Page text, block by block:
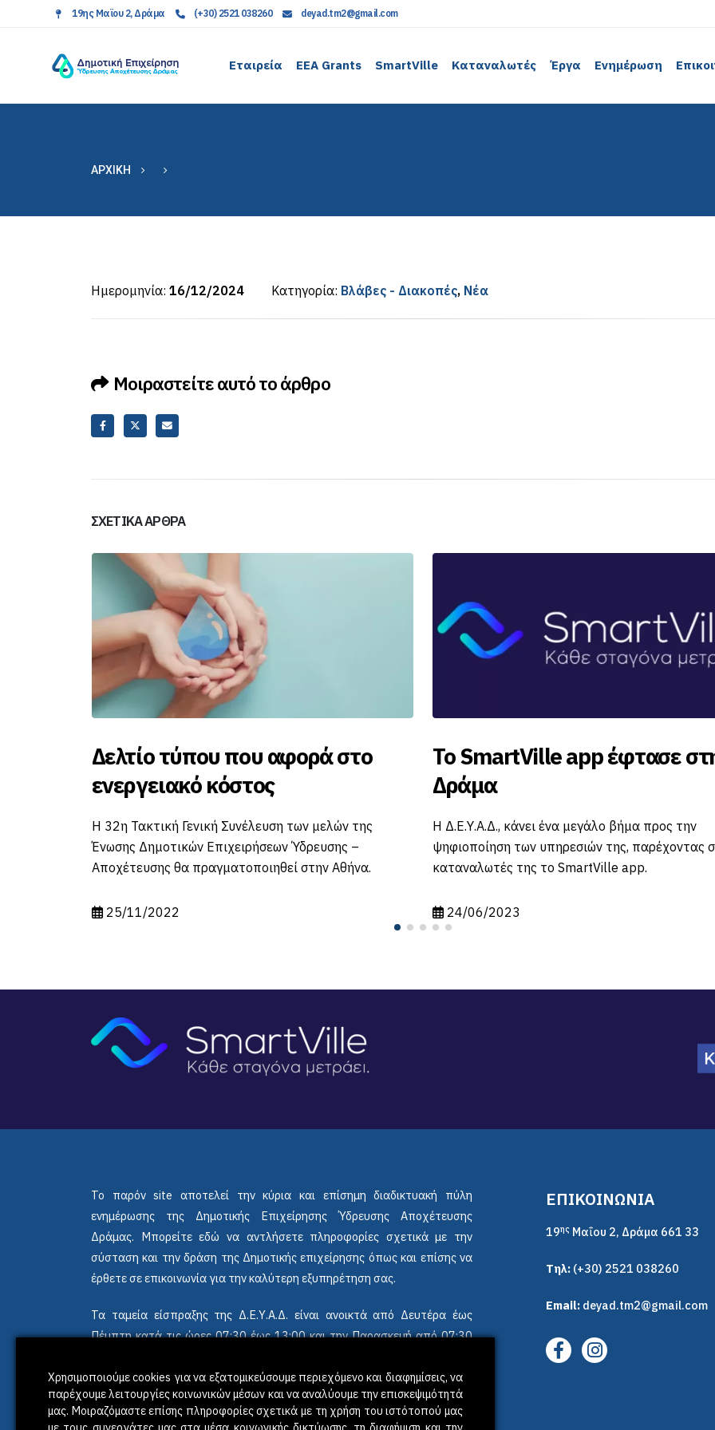
19ης Μαϊου 2, Δράμα (+30) 2521 038260 deyad.tm2@gmail.com
Εταιρεία EEA Grants SmartVille Καταναλωτές Έργα Ενημέρωση
ΑΡΧΙΚΉ
Ημερομηνία: 16/12/2024 Κατηγορία: Βλάβες - Διακοπές, Νέα
Μοιραστείτε αυτό το άρθρο
ΣΧΕΤΙΚΆ ΆΡΘΡΑ
που αφορά στο
Συνέλευση των μελών της
Επιχειρήσεων Ύδρευσης –
στην Αθήνα.
Το SmartVille app έφτασε στην
Δράμα
Η Δ.Ε.Υ.Α.Δ., κάνει ένα μεγάλο βήμα προς την
ψηφιοποίηση των υπηρεσιών της, παρέχοντας στους
καταναλωτές της το SmartVille app.
Διακοπή
Σας ανακοινώνουμε
22:00 έως τις 04:00
06) ,θα γίνει διακοπή
Το παρόν site αποτελεί την κύρια και επίσημη διαδικτυακή πύλη
ενημέρωσης της Δημοτικής Επιχείρησης Ύδρευσης Αποχέτευσης
Δράμας. Μπορείτε εδώ να αντλήσετε πληροφορίες σχετικά με την
σύσταση και την δράση της Δημοτικής επιχείρησης όπως και επίσης να
έρθετε σε επικοινωνία για την καλύτερη εξυπηρέτηση σας.
Τα ταμεία είσπραξης της Δ.Ε.Υ.Α.Δ. είναι ανοικτά από Δευτέρα έως
Πέμπτη κατά τις ώρες 07:30 έως 13:00 και την Παρασκευή από 07:30
ΕΠΙΚΟΙΝΩΝΙΑ
19ης Μαΐου 2, Δράμα 661 33
Τηλ: (+30) 2521 038260
Email: deyad.tm2@gmail.com
Χρησιμοποιούμε cookies για να εξατομικεύσουμε περιεχόμενο και διαφημίσεις, να
παρέχουμε λειτουργίες κοινωνικών μέσων και να αναλύουμε την επισκεψιμότητά
μας. Μοιραζόμαστε επίσης πληροφορίες σχετικά με τη χρήση του ιστότοπού μας